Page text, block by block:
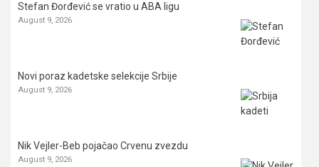
Stefan Đorđević se vratio u ABA ligu
August 9, 2026
Novi poraz kadetske selekcije Srbije
August 9, 2026
Nik Vejler-Beb pojačao Crvenu zvezdu
August 9, 2026